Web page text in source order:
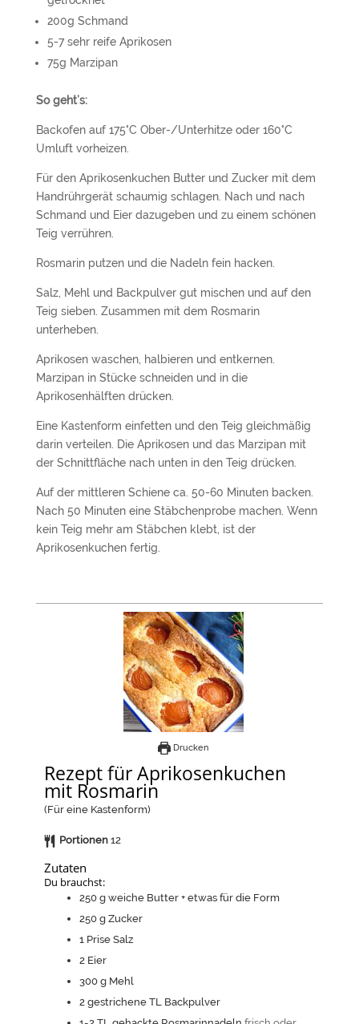
200g Schmand
5-7 sehr reife Aprikosen
75g Marzipan
So geht’s:
Backofen auf 175°C Ober-/Unterhitze oder 160°C
Umluft vorheizen.
Für den Aprikosenkuchen Butter und Zucker mit dem
Handrührgerät schaumig schlagen. Nach und nach
Schmand und Eier dazugeben und zu einem schönen
Teig verrühren.
Rosmarin putzen und die Nadeln fein hacken.
Salz, Mehl und Backpulver gut mischen und auf den
Teig sieben. Zusammen mit dem Rosmarin
unterheben.
Aprikosen waschen, halbieren und entkernen.
Marzipan in Stücke schneiden und in die
Aprikosenhälften drücken.
Eine Kastenform einfetten und den Teig gleichmäßig
darin verteilen. Die Aprikosen und das Marzipan mit
der Schnittfläche nach unten in den Teig drücken.
Auf der mittleren Schiene ca. 50-60 Minuten backen.
Nach 50 Minuten eine Stäbchenprobe machen. Wenn
kein Teig mehr am Stäbchen klebt, ist der
Aprikosenkuchen fertig.
Drucken
Rezept für Aprikosenkuchen
mit Rosmarin
(Für eine Kastenform)
Portionen 12
Zutaten
Du brauchst:
250 g weiche Butter + etwas für die Form
250 g Zucker
1 Prise Salz
2 Eier
300 g Mehl
2 gestrichene TL Backpulver